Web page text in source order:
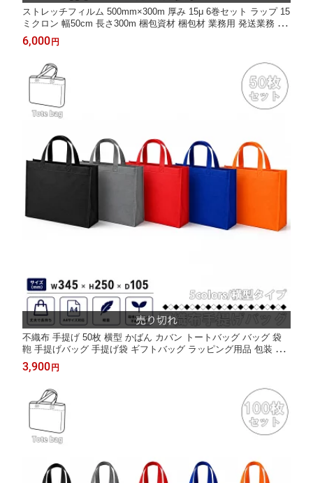
ストレッチフィルム 500mm×300m 厚み 15μ 6巻セット ラップ 15
ミクロン 幅50cm 長さ300m 梱包資材 梱包材 業務用 発送業務 荷
崩防止 倉庫作業 出荷作業 パレットフィルム 透明フィルム 伸縮性
透明性 クリア タイヤ 保管 荷造り 区分100S NP-133
6,000 円
不織布 手提げ 50枚 横型 かばん カバン トートバッグ バッグ 袋
鞄 手提げバッグ 手提げ袋 ギフトバッグ ラッピング用品 包装 展
示会 資料 学校説明 イベント 行事 ギフト袋 プレゼント袋 会社説
明 業務用 持ち帰り書類配布 贈り物 ギフト 菓子折り 区分80S NP
3,900 円